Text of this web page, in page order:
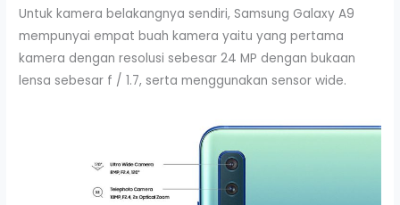
Untuk kamera belakangnya sendiri, Samsung Galaxy A9
mempunyai empat buah kamera yaitu yang pertama
kamera dengan resolusi sebesar 24 MP dengan bukaan
lensa sebesar f / 1.7, serta menggunakan sensor wide.